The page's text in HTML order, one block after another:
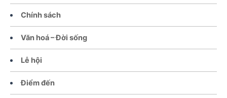
Chính sách
Văn hoá – Đời sống
Lễ hội
Điểm đến